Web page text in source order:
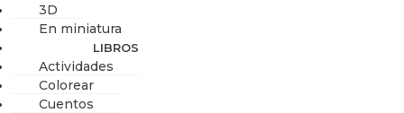
3D
En miniatura
LIBROS
Actividades
Colorear
Cuentos